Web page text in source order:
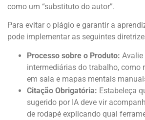
como um “substituto do autor”.
Para evitar o plágio e garantir a
pode implementar as seguintes
Processo sobre o Produto: Avalie
intermediárias do trabalho, como
em sala e mapas mentais
Citação Obrigatória: Estabeleça
sugerido por IA deve vir
de rodapé explicando qual